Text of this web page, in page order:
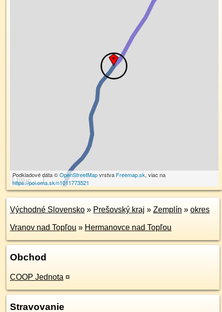
100 m
Podkladové dáta ©OpenStreetMapvrstva Freemap.sk, viac na
https://poi.oma.sk/n1011773521
Východné Slovensko » Prešovský kraj » Zemplín » okres
Vranov nad Topľou » Hermanovce nad Topľou
Obchod
COOP Jednota ¤
Stravovanie